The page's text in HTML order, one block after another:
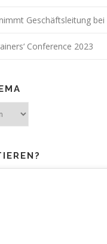
Geschäftsleitung
Conference 2023